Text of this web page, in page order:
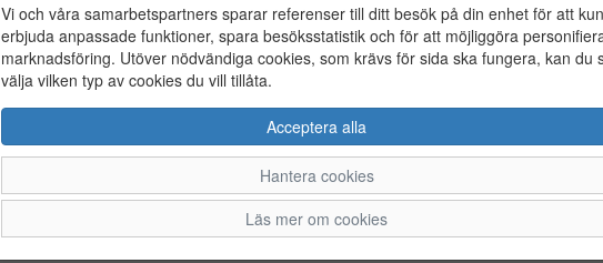
Vi och våra samarbetspartners sparar referenser till ditt besök på din enhet för att
erbjuda anpassade funktioner, spara besöksstatistik och för att möjliggöra
marknadsföring. Utöver nödvändiga cookies, som krävs för sida ska fungera, kan du
välja vilken typ av cookies du vill tillåta.
Acceptera alla
Hantera cookies
Läs mer om cookies